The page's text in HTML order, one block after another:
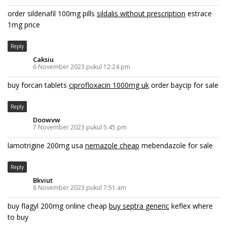
order sildenafil 100mg pills sildalis without prescription estrace
1mg price
Reply
Caksiu
6 November 2023 pukul 12:24 pm
buy forcan tablets ciprofloxacin 1000mg uk order baycip for sale
Reply
Doowvw
7 November 2023 pukul 5:45 pm
lamotrigine 200mg usa nemazole cheap mebendazole for sale
Reply
Bkviut
8 November 2023 pukul 7:51 am
buy flagyl 200mg online cheap buy septra generic keflex where
to buy